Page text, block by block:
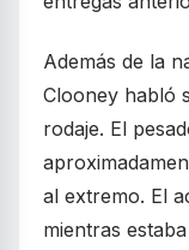
Además de la
Clooney habló
rodaje. El
al extremo. El
mientras